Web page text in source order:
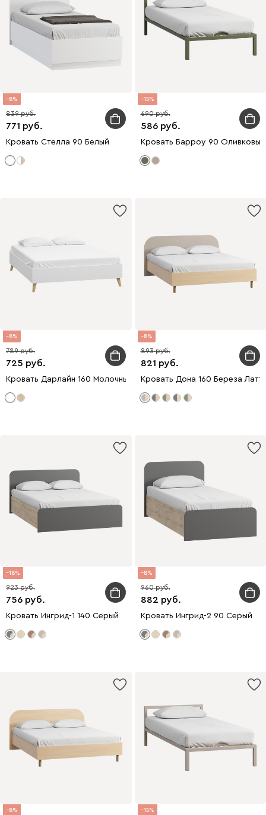
8
771
839
Кровать Стелла 90 Белый
15
586
690
Кровать Барроу 90 Оливковый
8
725
789
Кровать Дарлайн 160 Молочный
8
821
893
Кровать Дона 160 Береза
18
756
923
Кровать Ингрид-1 140 Серый
8
882
960
Кровать Ингрид-2 90 Серый
8 15